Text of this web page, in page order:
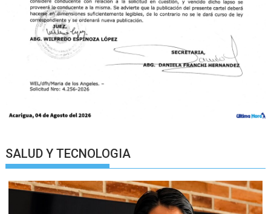
SALUD Y TECNOLOGIA